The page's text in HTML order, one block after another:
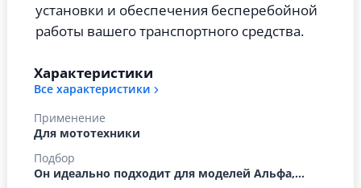
установки и обеспечения бесперебойной
работы вашего транспортного средства.
Характеристики
Все характеристики
Применение
Для мототехники
Подбор
Он идеально подходит для моделей Альфа,...